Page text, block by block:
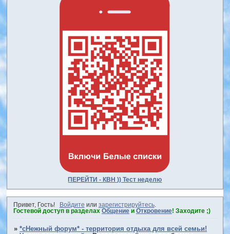
ПЕРЕЙТИ - КВН )) Тест неделю
Привет, Гость! Войдите или зарегистрируйтесь.
Гостевой доступ в разделах Общениеи Откровение! Заходите ;)
»*сНежный форум* - территория отдыха для всей семьи!